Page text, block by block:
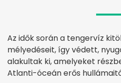
Az idők során a tengervíz
mélyedéseit, így védett,
alakultak ki, amelyeket
Atlanti-óceán erős